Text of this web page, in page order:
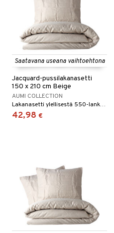
Saatavana useana vaihtoehtona
Jacquard-pussilakanasetti
150 x 210 cm Beige
AUMI COLLECTION
Lakanasetti ylellisestä 550-lankaisesta Micro Cotton -materiaalista.
42,98 €